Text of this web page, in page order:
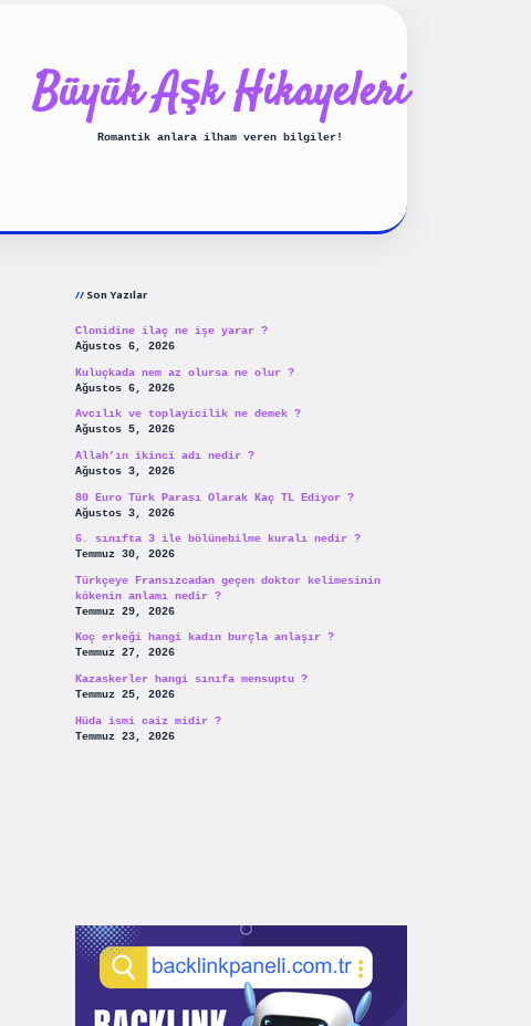
Büyük Aşk Hikayeleri
Romantik anlara ilham veren bilgiler!
Son Yazılar
Clonidine ilaç ne işe yarar ?
Ağustos 6, 2026
Kuluçkada nem az olursa ne olur ?
Ağustos 6, 2026
Avcılık ve toplayicilik ne demek ?
Ağustos 5, 2026
Allah’ın ikinci adı nedir ?
Ağustos 3, 2026
80 Euro Türk Parası Olarak Kaç TL Ediyor ?
Ağustos 3, 2026
6. sınıfta 3 ile bölünebilme kuralı nedir ?
Temmuz 30, 2026
Türkçeye Fransızcadan geçen doktor kelimesinin
kökenin anlamı nedir ?
Temmuz 29, 2026
Koç erkeği hangi kadın burçla anlaşır ?
Temmuz 27, 2026
Kazaskerler hangi sınıfa mensuptu ?
Temmuz 25, 2026
Hüda ismi caiz midir ?
Temmuz 23, 2026